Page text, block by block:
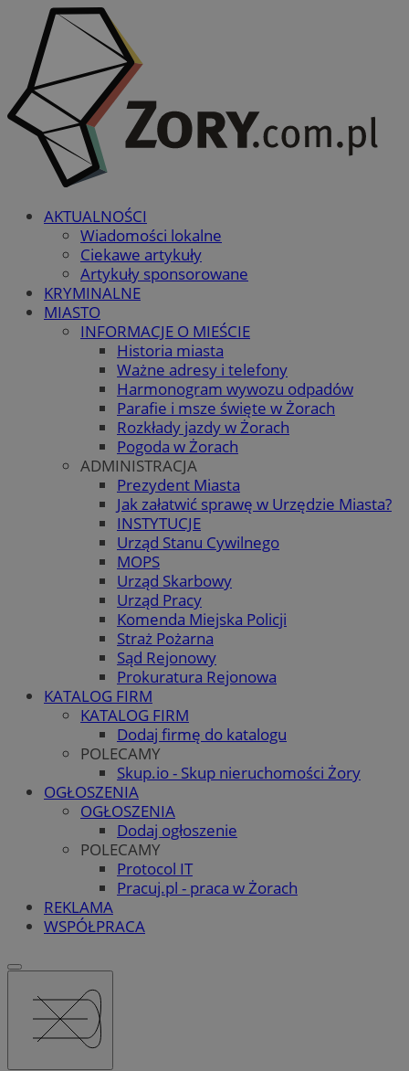
AKTUALNOŚCI
Wiadomości lokalne
Ciekawe artykuły
Artykuły sponsorowane
KRYMINALNE
MIASTO
INFORMACJE O MIEŚCIE
Historia miasta
Ważne adresy i telefony
Harmonogram wywozu odpadów
Parafie i msze święte w Żorach
Rozkłady jazdy w Żorach
Pogoda w Żorach
ADMINISTRACJA
Prezydent Miasta
Jak załatwić sprawę w Urzędzie Miasta?
INSTYTUCJE
Urząd Stanu Cywilnego
MOPS
Urząd Skarbowy
Urząd Pracy
Komenda Miejska Policji
Straż Pożarna
Sąd Rejonowy
Prokuratura Rejonowa
KATALOG FIRM
KATALOG FIRM
Dodaj firmę do katalogu
POLECAMY
Skup.io - Skup nieruchomości Żory
OGŁOSZENIA
OGŁOSZENIA
Dodaj ogłoszenie
POLECAMY
Protocol IT
Pracuj.pl - praca w Żorach
REKLAMA
WSPÓŁPRACA